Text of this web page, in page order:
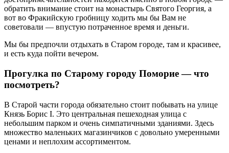
обратить внимание стоит на монастырь Святого Георгия, а
вот во Фракийскую гробницу ходить мы бы Вам не
советовали — впустую потраченное время и деньги.
Мы бы предпочли отдыхать в Старом городе, там и красивее,
и есть куда пойти вечером.
Прогулка по Старому городу Поморие — что
посмотреть?
В Старой части города обязательно стоит побывать на улице
Князь Борис I. Это центральная пешеходная улица с
небольшим парком и очень симпатичными зданиями. Здесь
множество маленьких магазинчиков с довольно умеренными
ценами и неплохим ассортиментом.